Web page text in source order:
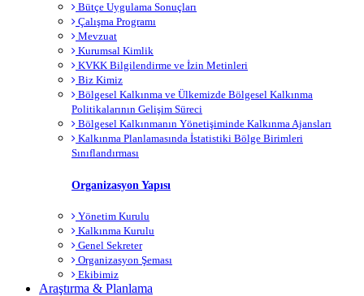
Bütçe Uygulama Sonuçları
Çalışma Programı
Mevzuat
Kurumsal Kimlik
KVKK Bilgilendirme ve İzin Metinleri
Biz Kimiz
Bölgesel Kalkınma ve Ülkemizde Bölgesel Kalkınma
Politikalarının Gelişim Süreci
Bölgesel Kalkınmanın Yönetişiminde Kalkınma Ajansları
Kalkınma Planlamasında İstatistiki Bölge Birimleri
Sınıflandırması
Organizasyon Yapısı
Yönetim Kurulu
Kalkınma Kurulu
Genel Sekreter
Organizasyon Şeması
Ekibimiz
Araştırma & Planlama